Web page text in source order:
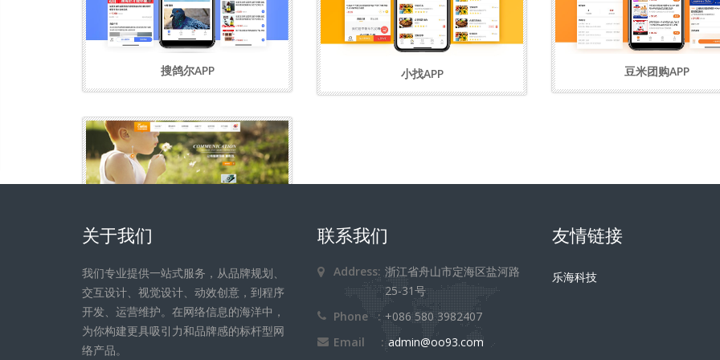
搜鸽尔APP 小找APP 豆米团购APP
关于我们
我们专业提供一站式服务，从品牌规划、
交互设计、视觉设计、动效创意，到程序
开发、运营维护。在网络信息的海洋中，
为你构建更具吸引力和品牌感的标杆型网
络产品。
联系我们
Address: 浙江省舟山市定海区盐河路
25-31号
Phone : +086 580 3982407
Email : admin@oo93.com
友情链接
乐海科技